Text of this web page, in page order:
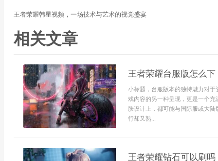
王者荣耀韩星视频，一场技术与艺术的视觉盛宴
相关文章
王者荣耀台服版怎么
小标题，台服版本的独特魅力对
戏内容的另一种呈现，更是一个
肤设计上，都可能与国际服或大
行却又熟...
王者荣耀钻石可以刷